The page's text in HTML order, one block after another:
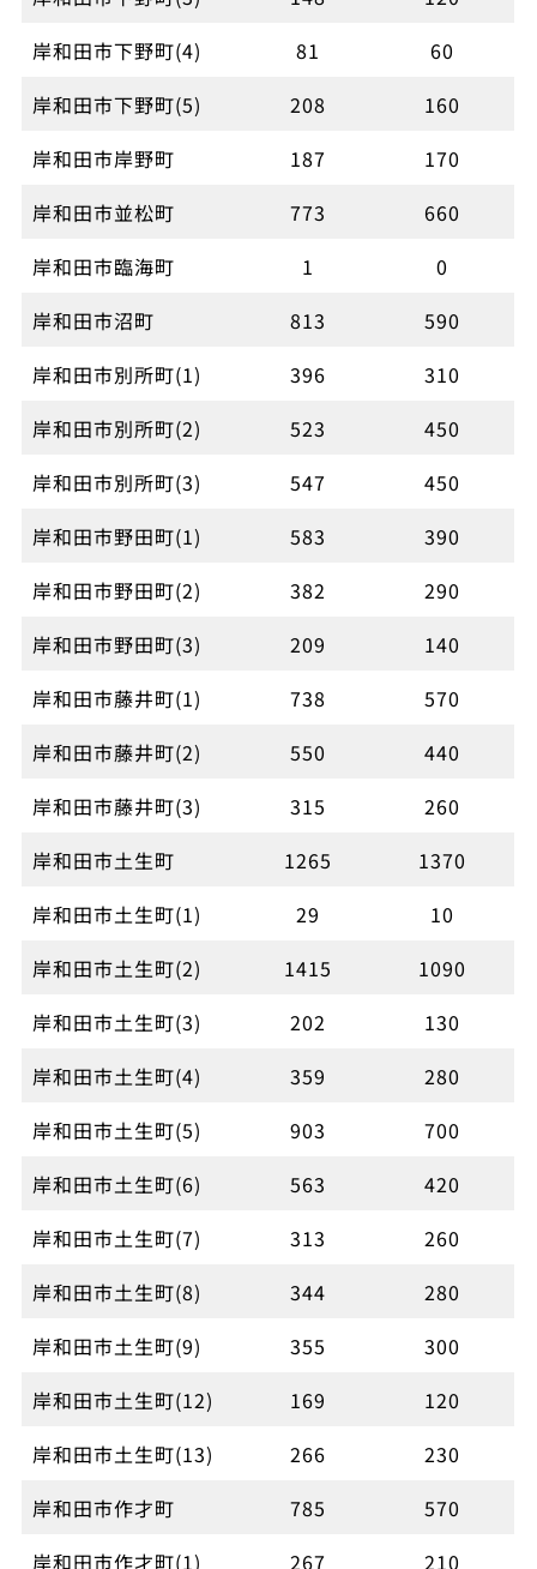
岸和田市下野町(4)
81
60
岸和田市下野町(5)
208
160
岸和田市岸野町
187
170
岸和田市並松町
773
660
岸和田市臨海町
1
0
岸和田市沼町
813
590
岸和田市別所町(1)
396
310
岸和田市別所町(2)
523
450
岸和田市別所町(3)
547
450
岸和田市野田町(1)
583
390
岸和田市野田町(2)
382
290
岸和田市野田町(3)
209
140
岸和田市藤井町(1)
738
570
岸和田市藤井町(2)
550
440
岸和田市藤井町(3)
315
260
岸和田市土生町
1265
1370
岸和田市土生町(1)
29
10
岸和田市土生町(2)
1415
1090
岸和田市土生町(3)
202
130
岸和田市土生町(4)
359
280
岸和田市土生町(5)
903
700
岸和田市土生町(6)
563
420
岸和田市土生町(7)
313
260
岸和田市土生町(8)
344
280
岸和田市土生町(9)
355
300
岸和田市土生町(12)
169
120
岸和田市土生町(13)
266
230
岸和田市作才町
785
570
岸和田市作才町(1)
267 210